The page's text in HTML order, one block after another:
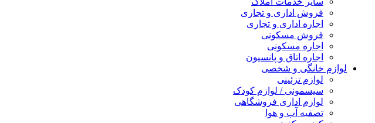
فروش اداری و تجاری
اجاره اداری و تجاری
فروش مسکونی
اجاره مسکونی
اجاره اتاق و پانسیون
لوازم خانگی و شخصی
لوازم تزئینی
سیسمونی / لوازم کودک
لوازم اداری فروشگاهی
تصفیه آب و هوا